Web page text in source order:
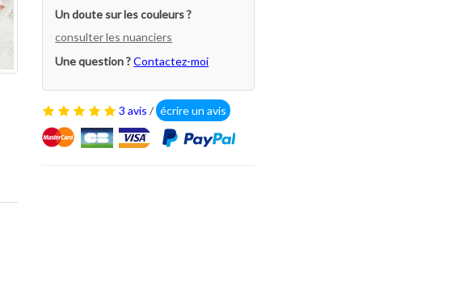
Un doute sur les couleurs ?
consulter les nuanciers
Une question ?Contactez-moi
3 avis / écrire un avis